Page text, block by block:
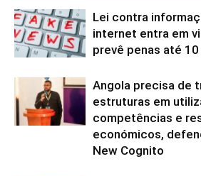
Lei contra
internet entra em
prevê penas até
Angola precisa de
estruturas em
competências e
económicos,
New Cognito